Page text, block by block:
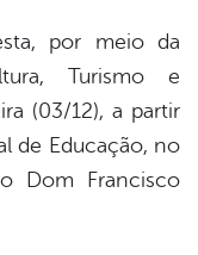
por meio da
Turismo e
(03/12), a partir
de Educação, no
Dom Francisco